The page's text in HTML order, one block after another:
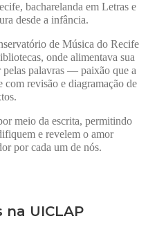
bacharelanda em Letras e
desde a infância.
de Música do Recife
onde alimentava sua
palavras ― paixão que a
revisão e diagramação de
meio da escrita, permitindo
e revelem o amor
por cada um de nós.
na UICLAP